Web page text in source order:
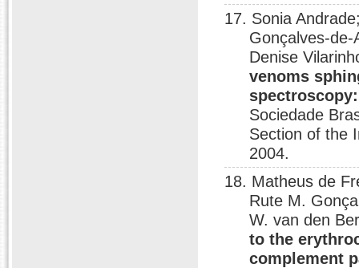
17. Sonia
Gonçalves-
Denise
venoms
Sociedade
Section of the
2004.
18. Matheus de
Rute M.
W. van den
to the
complement